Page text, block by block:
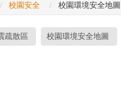
校園安全 校園環境安全地圖
疏散區 校園環境安全地圖